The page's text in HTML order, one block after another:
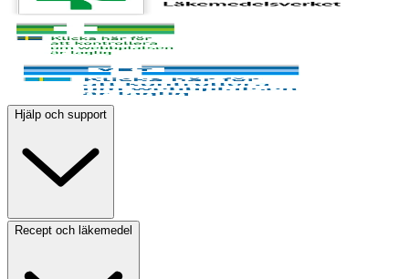
Hjälp och support
Recept och läkemedel